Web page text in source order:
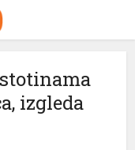
izgleda